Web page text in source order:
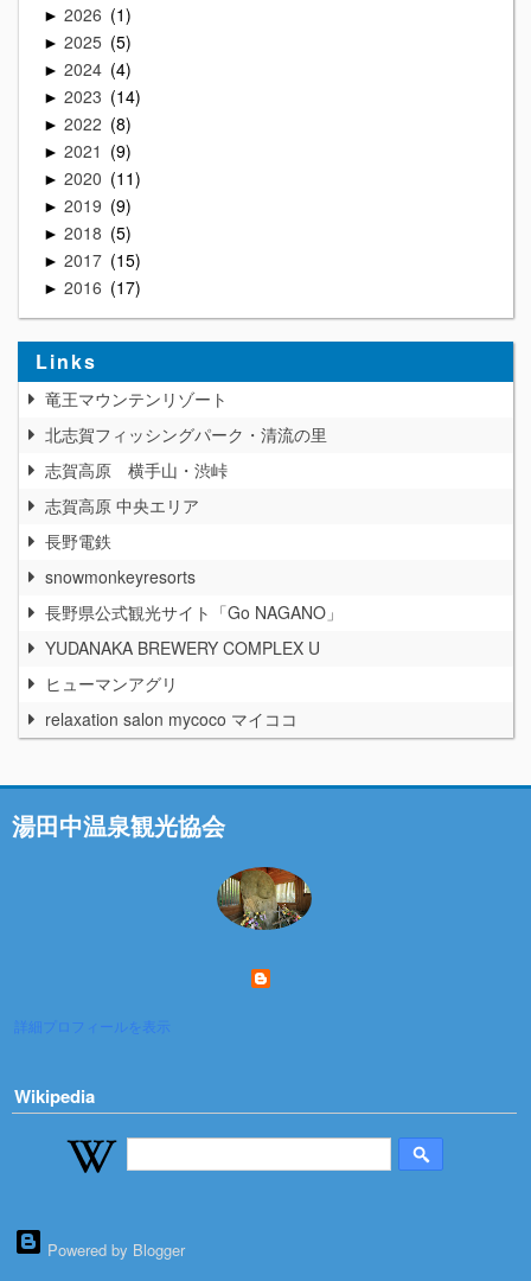
► 2026 1
► 2025 5
► 2024 4
► 2023 14
► 2022 8
► 2021 9
► 2020 11
► 2019 9
► 2018 5
► 2017 15
► 2016 17
Links
竜王マウンテンリゾート
北志賀フィッシングパーク・清流の里
志賀高原 横手山・渋峠
志賀高原 中央エリア
長野電鉄
snowmonkeyresorts
長野県公式観光サイト「Go NAGANO」
YUDANAKA BREWERY COMPLEX U
ヒューマンアグリ
relaxation salon mycoco マイココ
湯田中温泉観光協会
詳細プロフィールを表示
Wikipedia
Powered by Blogger